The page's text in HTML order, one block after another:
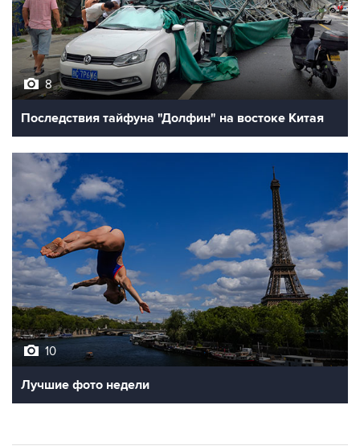
8
Последствия тайфуна "Долфин" на востоке Китая
10
Лучшие фото недели